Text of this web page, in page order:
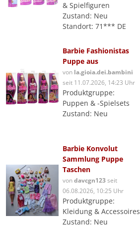
& Spielfiguren
Zustand: Neu
Standort: 71*** DE
Barbie Fashionistas
Puppe aus
von la.gioia.dei.bambini
seit 11.07.2026, 14:23 Uhr
Produktgruppe:
Puppen & -Spielsets
Zustand: Neu
Barbie Konvolut
Sammlung Puppe
Taschen
vondavcgn123seit
06.08.2026, 10:25 Uhr
Produktgruppe:
Kleidung & Accessoires
Zustand: Neu